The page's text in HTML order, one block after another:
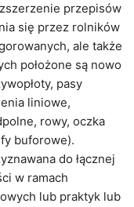
przepisów
się przez rolników
ale także
położone są nowo
pasy
liniowe,
rowy, oczka
buforowe).
do łącznej
w ramach
lub praktyk lub